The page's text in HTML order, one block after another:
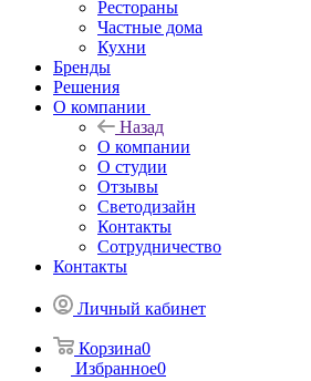
Рестораны
Частные дома
Кухни
Бренды
Решения
О компании
Назад
О компании
О студии
Отзывы
Светодизайн
Контакты
Сотрудничество
Контакты
Личный кабинет
Корзина0
Избранное0